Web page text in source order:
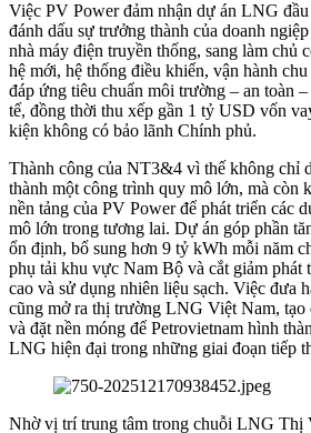
Việc PV Power đảm nhận dự án LNG
đánh dấu sự trưởng thành của doanh
nhà máy điện truyền thống, sang làm chủ
hệ mới, hệ thống điều khiển, vận hành
đáp ứng tiêu chuẩn môi trường – an toàn
tế, đồng thời thu xếp gần 1 tỷ USD vốn
kiện không có bảo lãnh Chính phủ.
Thành công của NT3&4 vì thế không chỉ
thành một công trình quy mô lớn, mà còn
nền tảng của PV Power để phát triển các
mô lớn trong tương lai. Dự án góp phần
ổn định, bổ sung hơn 9 tỷ kWh mỗi năm
phụ tải khu vực Nam Bộ và cắt giảm phát
cao và sử dụng nhiên liệu sạch. Việc đưa
cũng mở ra thị trường LNG Việt Nam, tạo
và đặt nền móng để Petrovietnam hình
LNG hiện đại trong những giai đoạn tiếp
Nhờ vị trí trung tâm trong chuỗi LNG Thị